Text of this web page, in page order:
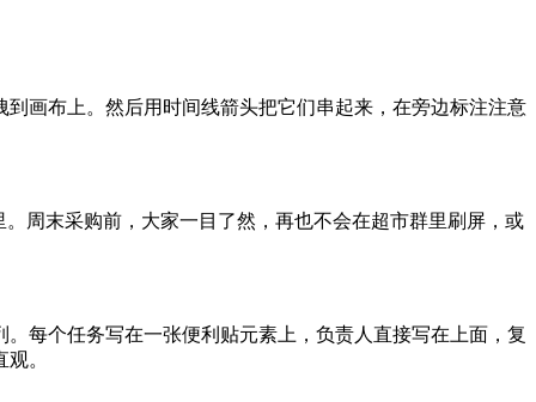
画布上。然后用时间线箭头把它们串起来，在旁边标注注意
周末采购前，大家一目了然，再也不会在超市群里刷屏，或
每个任务写在一张便利贴元素上，负责人直接写在上面，复
。